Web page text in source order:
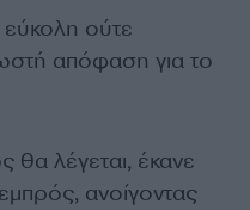
ούτε
απόφαση για το
λέγεται, έκανε
ανοίγοντας